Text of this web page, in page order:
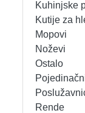
PEGLE ZA
PIZZA
PODNE
SECKALICE
ŠERPE
SERVERI
Kuhinjske
Kutije za
Mopovi
Noževi
Ostalo
Rende